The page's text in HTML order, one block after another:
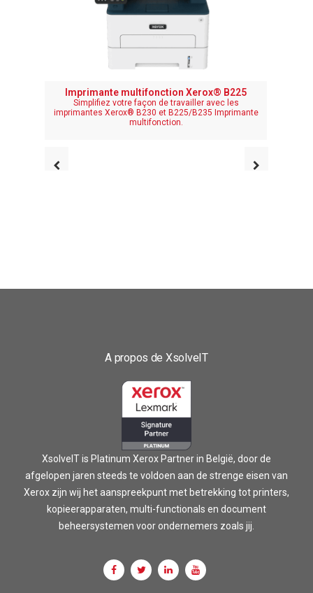
Imprimante multifonction Xerox® B225
Simplifiez votre façon de travailler avec les
imprimantes Xerox® B230 et B225/B235 Imprimante
multifonction.
A propos de XsolveIT
XsolveIT is Platinum Xerox Partner in België, door de
afgelopen jaren steeds te voldoen aan de strenge eisen van
Xerox zijn wij het aanspreekpunt met betrekking tot printers,
kopieerapparaten, multi-functionals en document
beheersystemen voor ondernemers zoals jij.